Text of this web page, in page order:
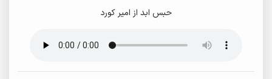
حبس ابد از امیر کورد